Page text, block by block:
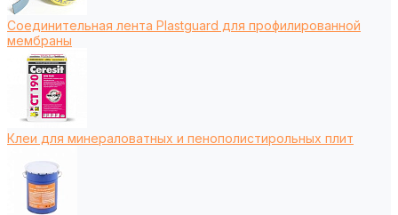
Соединительная лента Plastguard для профилированной
мембраны
Клеи для минераловатных и пенополистирольных плит